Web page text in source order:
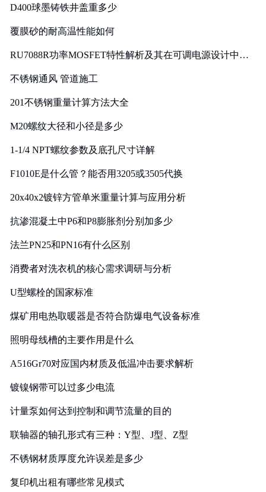
D400球墨铸铁井盖重多少
覆膜砂的耐高温性能如何
RU7088R功率MOSFET特性解析及其在可调电源设计中的
不锈钢通风 管道施工
201不锈钢重量计算方法大全
M20螺纹大径和小径是多少
1-1/4 NPT螺纹参数及底孔尺寸详解
F1010E是什么管？能否用3205或3505代换
20x40x2镀锌方管单米重量计算与应用分析
抗渗混凝土中P6和P8膨胀剂分别加多少
法兰PN25和PN16有什么区别
消费者对洗衣机的核心需求调研与分析
U型螺栓的国家标准
煤矿用电热取暖器是否符合防爆电气设备标准
照明母线槽的主要作用是什么
A516Gr70对应国内材质及低温冲击要求解析
镀镍钢带可以过多少电流
计量泵如何达到控制和调节流量的目的
联轴器的轴孔形式有三种：Y型、J型、Z型
不锈钢材质厚度允许误差是多少
复印机出租有哪些常见模式